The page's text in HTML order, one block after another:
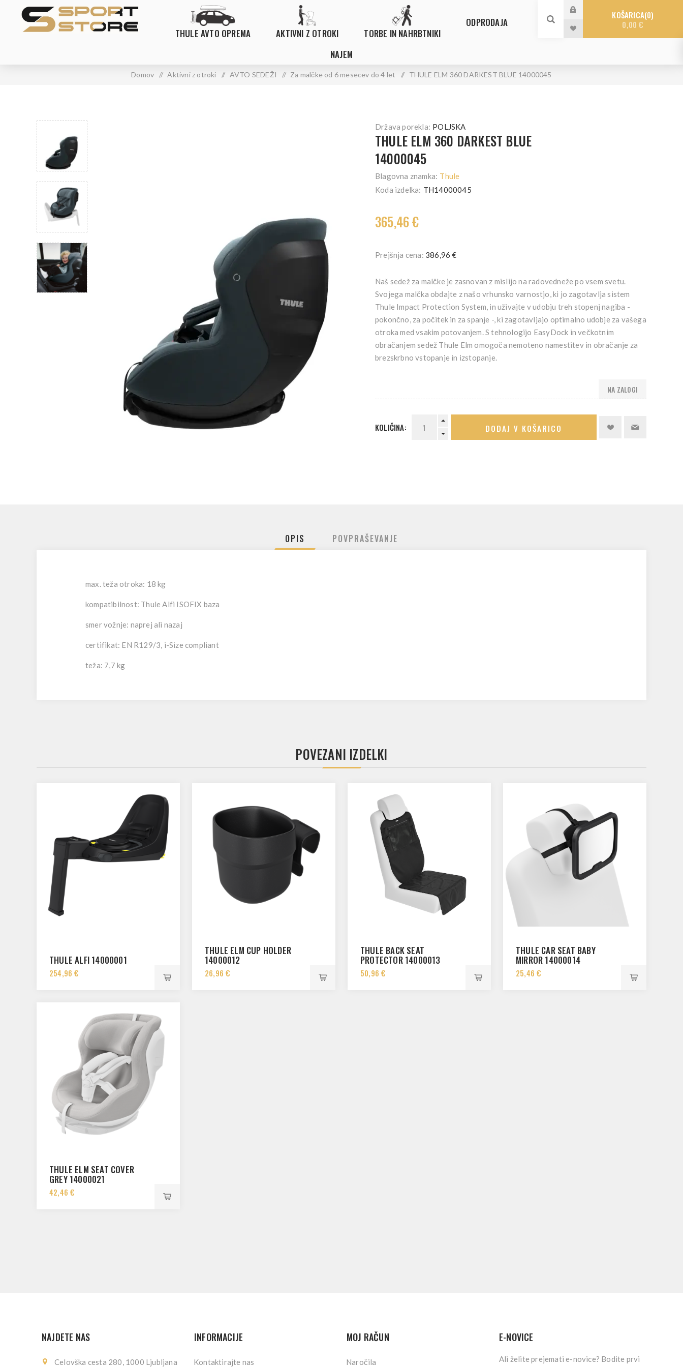
THULE AVTO OPREMA AKTIVNI Z OTROKI TORBE IN NAHRBTNIKI
ODPRODAJA
NAJEM
KOŠARICA 0
0,00 €
Domov / Aktivni z otroki / AVTO SEDEŽI / Za malčke od 6 mesecev do 4 let / THULE ELM 360 DARKEST BLUE 14000045
Država porekla: POLJSKA
THULE ELM 360 DARKEST BLUE
14000045
Blagovna znamka: Thule
Koda izdelka: TH14000045
365,46 €
Prejšnja cena: 386,96 €
Naš sedež za malčke je zasnovan z mislijo na radovedneže po vsem svetu.
Svojega malčka obdajte z našo vrhunsko varnostjo, ki jo zagotavlja sistem
Thule Impact Protection System, in uživajte v udobju treh stopenj nagiba -
pokončno, za počitek in za spanje -, ki zagotavljajo optimalno udobje za vašega
otroka med vsakim potovanjem. S tehnologijo EasyDock in večkotnim
obračanjem sedež Thule Elm omogoča nemoteno namestitev in obračanje za
brezskrbno vstopanje in izstopanje.
NA ZALOGI
KOLIČINA: DODAJ V KOŠARICO
OPIS POVPRAŠEVANJE
max. teža otroka: 18 kg
kompatibilnost: Thule Alfi ISOFIX baza
smer vožnje: naprej ali nazaj
certifikat: EN R129/3, i-Size compliant
teža: 7,7 kg
POVEZANI IZDELKI
THULE ALFI 14000001
254,96 €
THULE ELM CUP HOLDER
14000012
26,96 €
THULE BACK SEAT
PROTECTOR 14000013
50,96 €
THULE CAR SEAT BABY
MIRROR 14000014
25,46 €
THULE ELM SEAT COVER
GREY 14000021
42,46 €
NAJDETE NAS
Celovška cesta 280, 1000 Ljubljana
INFORMACIJE
Kontaktirajte nas
MOJ RAČUN
Naročila
E-NOVICE
Ali želite prejemati e-novice? Bodite prvi